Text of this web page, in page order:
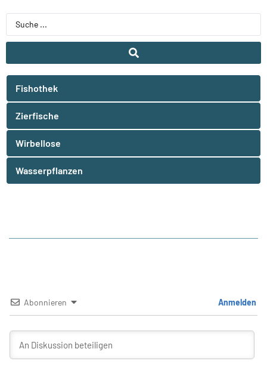
Fishothek
Zierfische
Wirbellose
Wasserpflanzen
Abonnieren Anmelden